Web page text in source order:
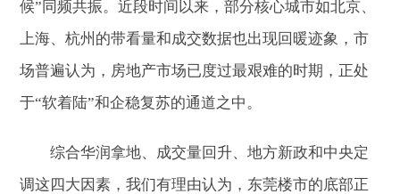
候”同频共振。近段时间以来，部分核心城市如北京、
上海、杭州的带看量和成交数据也出现回暖迹象，市
场普遍认为，房地产市场已度过最艰难的时期，正处
于“软着陆”和企稳复苏的通道之中。
综合华润拿地、成交量回升、地方新政和中央定
调这四大因素，我们有理由认为，东莞楼市的底部正